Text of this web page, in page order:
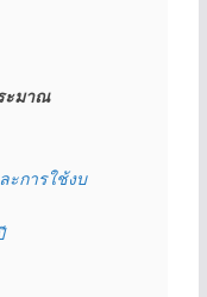
ะมาณ
ะการใช้งบ